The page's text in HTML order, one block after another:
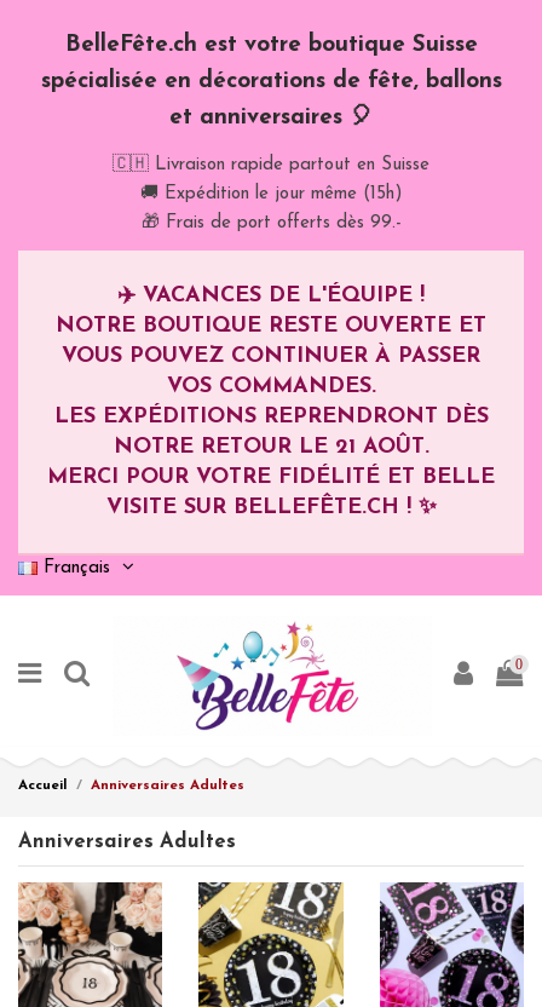
BelleFête.ch est votre boutique Suisse
spécialisée en décorations de fête, ballons
et anniversaires 🎈
🇨🇭 Livraison rapide partout en Suisse
🚚 Expédition le jour même (15h)
🎁 Frais de port offerts dès 99.-
✈️ VACANCES DE L'ÉQUIPE !
NOTRE BOUTIQUE RESTE OUVERTE ET
VOUS POUVEZ CONTINUER À PASSER
VOS COMMANDES.
LES EXPÉDITIONS REPRENDRONT DÈS
NOTRE RETOUR LE 21 AOÛT.
MERCI POUR VOTRE FIDÉLITÉ ET BELLE
VISITE SUR BELLEFÊTE.CH ! ✨
Français
0
Accueil Anniversaires Adultes
Anniversaires Adultes